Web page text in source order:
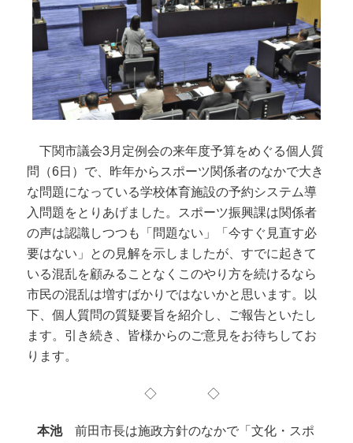
動
下関市議会3月定例会の来年度予算をめぐる個人質
問（6日）で、昨年からスポーツ関係者のなかで大き
な問題になっている学校体育施設の予約システム導
入問題をとりあげました。スポーツ振興課は関係者
の声は認識しつつも「問題ない」「今すぐ見直す必
要はない」との見解を示しましたが、すでに起きて
いる混乱を顧みることなくこのやり方を続けるなら
市民の混乱は増すばかりではないかと思います。以
下、個人質問の質疑要旨を紹介し、ご報告といたし
ます。引き続き、皆様からのご意見をお待ちしてお
ります。
◇ ◇
本池前田市長は施政方針のなかで「文化・スポ